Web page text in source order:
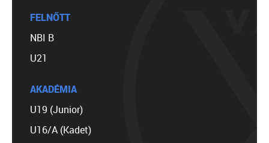
FELNŐTT
NBI B
U21
AKADÉMIA
U19 (Junior)
U16/A (Kadet)